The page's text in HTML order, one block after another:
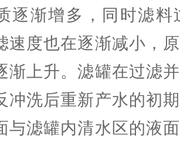
逐渐增多，同时滤料
速度也在逐渐减小，
渐上升。滤罐在过滤
冲洗后重新产水的初
与滤罐内清水区的液